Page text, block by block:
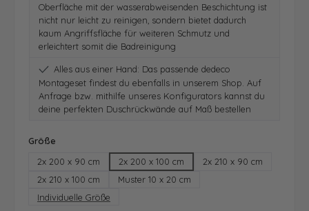
Oberfläche mit der wasserabweisenden Beschichtung ist
nicht nur leicht zu reinigen, sondern bietet dadurch
kaum Angriffsfläche für weiteren Schmutz und
erleichtert somit die Badreinigung
Alles aus einer Hand: Das passende dedeco
Montageset findest du ebenfalls in unserem Shop. Auf
Anfrage bzw. mithilfe unseres Konfigurators kannst du
deine perfekten Duschrückwände auf Maß bestellen
Größe
2x 200 x 90 cm
2x 200 x 100 cm
2x 210 x 90 cm
2x 210 x 100 cm
Muster 10 x 20 cm
Individuelle Größe